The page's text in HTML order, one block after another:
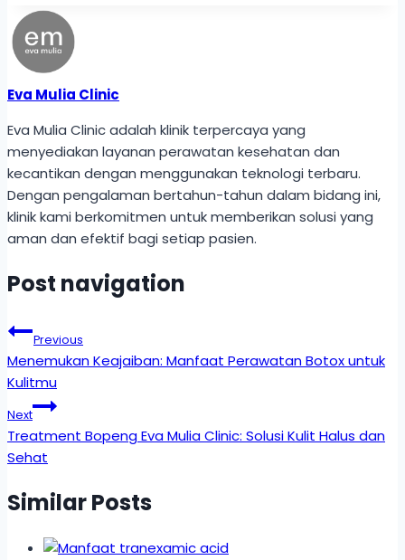
Eva Mulia Clinic
Eva Mulia Clinic adalah klinik terpercaya yang
menyediakan layanan perawatan kesehatan dan
kecantikan dengan menggunakan teknologi terbaru.
Dengan pengalaman bertahun-tahun dalam bidang ini,
klinik kami berkomitmen untuk memberikan solusi yang
aman dan efektif bagi setiap pasien.
Post navigation
Previous
Menemukan Keajaiban: Manfaat Perawatan Botox untuk
Kulitmu
Next
Treatment Bopeng Eva Mulia Clinic: Solusi Kulit Halus dan
Sehat
Similar Posts